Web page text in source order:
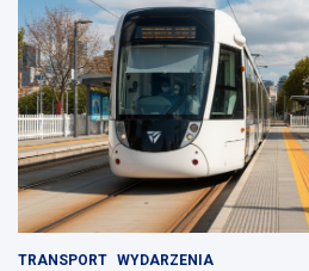
TRANSPORT WYDARZENIA